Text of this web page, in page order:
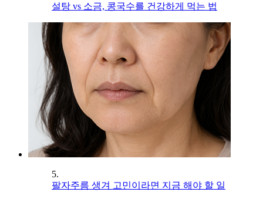
설탕 vs 소금, 콩국수를 건강하게 먹는 법
5.
팔자주름 생겨 고민이라면 지금 해야 할 일